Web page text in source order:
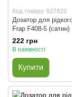
Код товару: 927620
Дозатор для
Frap F408-5 (сатин)
222 грн
В наявності
Купити